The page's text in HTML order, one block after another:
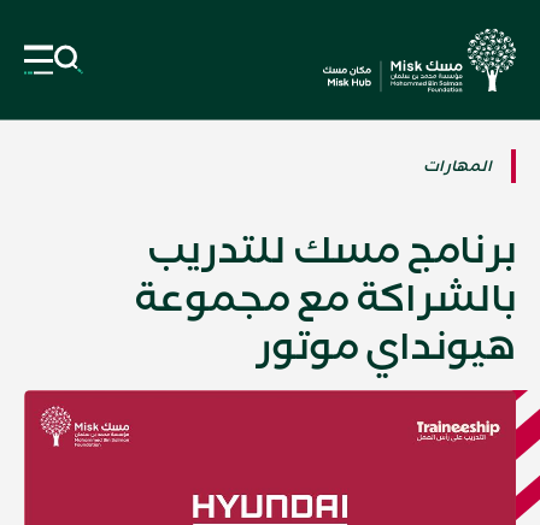
المهارات
برنامج مسك للتدريب
بالشراكة مع مجموعة
هيونداي موتور